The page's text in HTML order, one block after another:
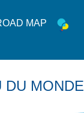
MAP
DU MONDE